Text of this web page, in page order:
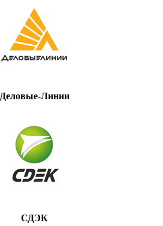
Деловые-Линии
СДЭК